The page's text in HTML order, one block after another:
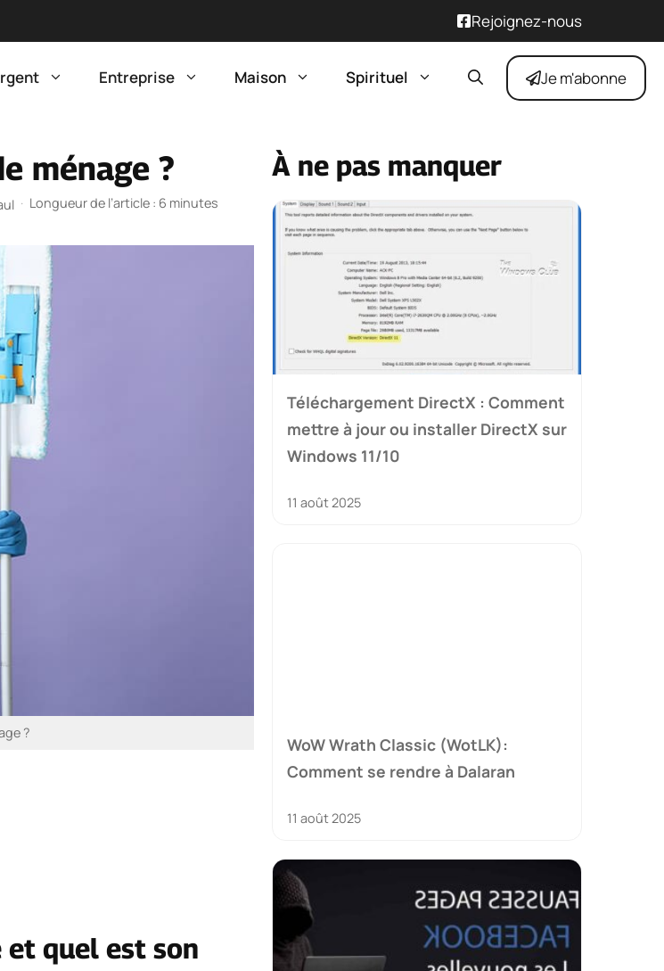
Rejoignez-nous
Entreprise Maison Spirituel Je m'abonne
ménage ?
· Longueur de l’article : 6 minutes
?
et quel est son
À ne pas manquer
Téléchargement DirectX : Comment
mettre à jour ou installer DirectX sur
Windows 11/10
11 août 2025
WoW Wrath Classic (WotLK):
Comment se rendre à Dalaran
11 août 2025